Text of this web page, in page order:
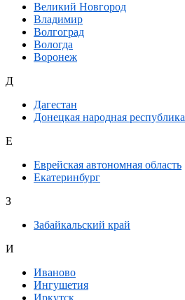
Великий Новгород
Владимир
Волгоград
Вологда
Воронеж
Д
Дагестан
Донецкая народная республика
Е
Еврейская автономная область
Екатеринбург
З
Забайкальский край
И
Иваново
Ингушетия